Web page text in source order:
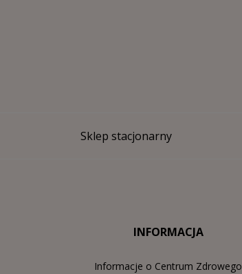
Sklep stacjonarny
INFORMACJA
Informacje o Centrum Zdrowego